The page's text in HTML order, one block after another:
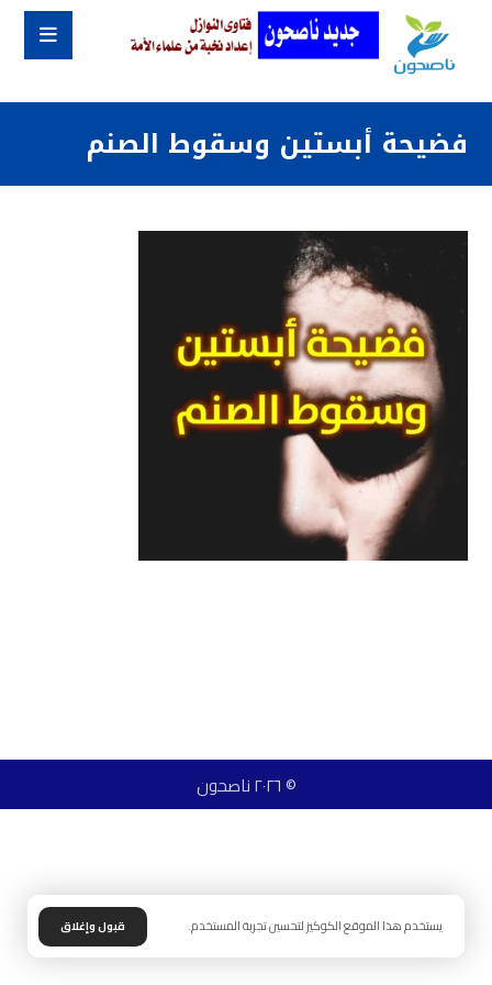
فضيحة أبستين وسقوط الصنم
© ٢٠٢٦ ناصحون
يستخدم هذا الموقع الكوكيز لتحسين تجربة المستخدم. قبول وإغلاق